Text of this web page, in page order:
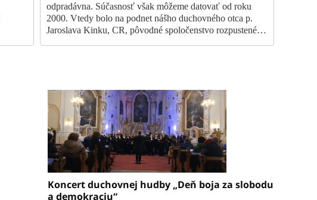
odpradávna. Súčasnosť však môžeme datovať od roku
2000. Vtedy bolo na podnet nášho duchovného otca p.
Jaroslava Kinku, CR, pôvodné spoločenstvo rozpustené…
Koncert duchovnej hudby „Deň boja za slobodu
a demokraciu“